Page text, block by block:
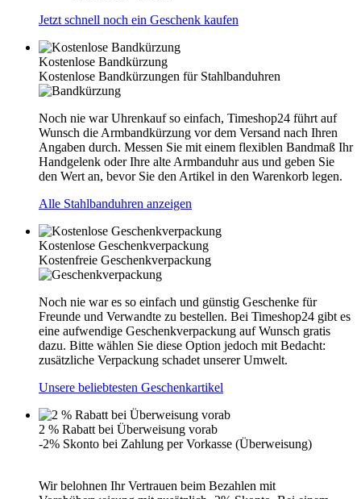
Jetzt schnell noch ein Geschenk kaufen
Kostenlose Bandkürzung
Kostenlose Bandkürzungen für Stahlbanduhren
Noch nie war Uhrenkauf so einfach, Timeshop24 führt auf
Wunsch die Armbandkürzung vor dem Versand nach Ihren
Angaben durch. Messen Sie mit einem flexiblen Bandmaß Ihr
Handgelenk oder Ihre alte Armbanduhr aus und geben Sie
den Wert an, bevor Sie den Artikel in den Warenkorb legen.
Alle Stahlbanduhren anzeigen
Kostenlose Geschenkverpackung
Kostenfreie Geschenkverpackung
Noch nie war es so einfach und günstig Geschenke für
Freunde und Verwandte zu bestellen. Bei Timeshop24 gibt es
eine aufwendige Geschenkverpackung auf Wunsch gratis
dazu. Bitte wählen Sie diese Option jedoch mit Bedacht:
zusätzliche Verpackung schadet unserer Umwelt.
Unsere beliebtesten Geschenkartikel
2 % Rabatt bei Überweisung vorab
-2% Skonto bei Zahlung per Vorkasse (Überweisung)
Wir belohnen Ihr Vertrauen beim Bezahlen mit